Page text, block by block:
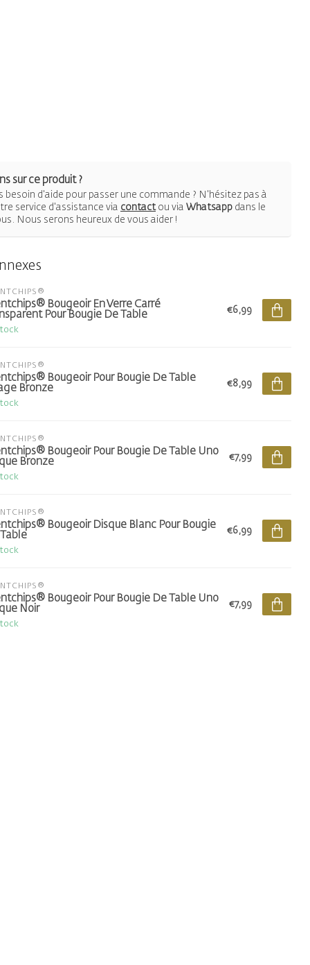
sur ce produit ?
besoin d'aide pour passer une commande ? N'hésitez pas à
service d'assistance via contactou via Whatsapp dans le
Nous serons heureux de vous aider !
Bougeoir En Verre Carré
Pour Bougie De Table
€6,99
Bougeoir Pour Bougie De Table
Bronze
€8,99
Bougeoir Pour Bougie De Table Uno
Bronze
€7,99
Bougeoir Disque Blanc Pour Bougie
€6,99
Bougeoir Pour Bougie De Table Uno
Noir
€7,99